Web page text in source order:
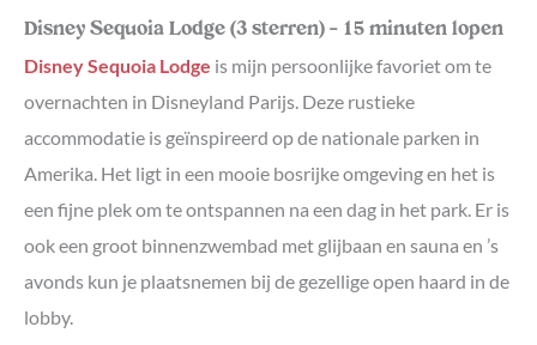
Disney Sequoia Lodge (3 sterren) – 15 minuten lopen
Disney Sequoia Lodge is mijn persoonlijke favoriet om te
overnachten in Disneyland Parijs. Deze rustieke
accommodatie is geïnspireerd op de nationale parken in
Amerika. Het ligt in een mooie bosrijke omgeving en het is
een fijne plek om te ontspannen na een dag in het park. Er is
ook een groot binnenzwembad met glijbaan en sauna en ’s
avonds kun je plaatsnemen bij de gezellige open haard in de
lobby.